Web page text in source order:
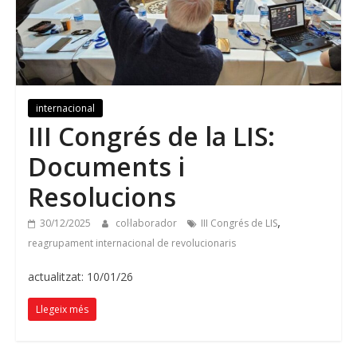
internacional
III Congrés de la LIS:
Documents i
Resolucions
30/12/2025 col·laborador III Congrés de LIS,
reagrupament internacional de revolucionaris
actualitzat: 10/01/26
Llegeix més